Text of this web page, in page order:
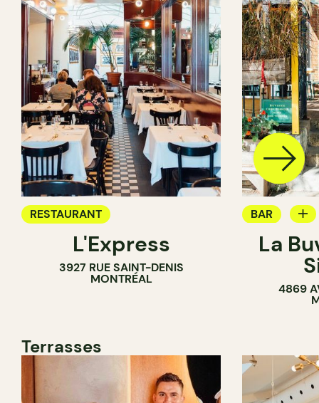
RESTAURANT
L'Express
3927 RUE SAINT-DENIS
MONTRÉAL
BAR
BAR À VIN
La
4869
Terrasses